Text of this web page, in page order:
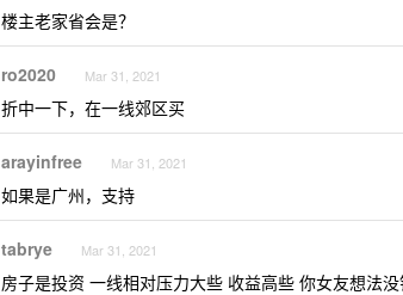
楼主老家省会是？
ro2020 Mar 31, 2021
折中一下，在一线郊区买
arayinfree Mar 31, 2021
如果是广州，支持
tabrye Mar 31, 2021
房子是投资 一线相对压力大些 收益高些 你女友想法没